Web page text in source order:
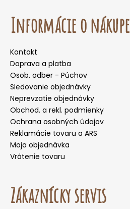
Informácie o nákupe
Kontakt
Doprava a platba
Osob. odber - Púchov
Sledovanie objednávky
Neprevzatie objednávky
Obchod. a rekl. podmienky
Ochrana osobných údajov
Reklamácie tovaru a ARS
Moja objednávka
Vrátenie tovaru
Zákaznícky servis